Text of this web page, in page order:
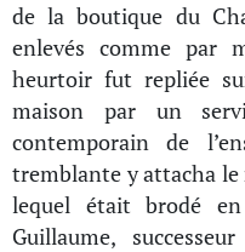
de la boutique du
enlevés comme par
heurtoir fut repliée
maison par un
contemporain de
tremblante y attacha le
lequel était brodé
Guillaume,